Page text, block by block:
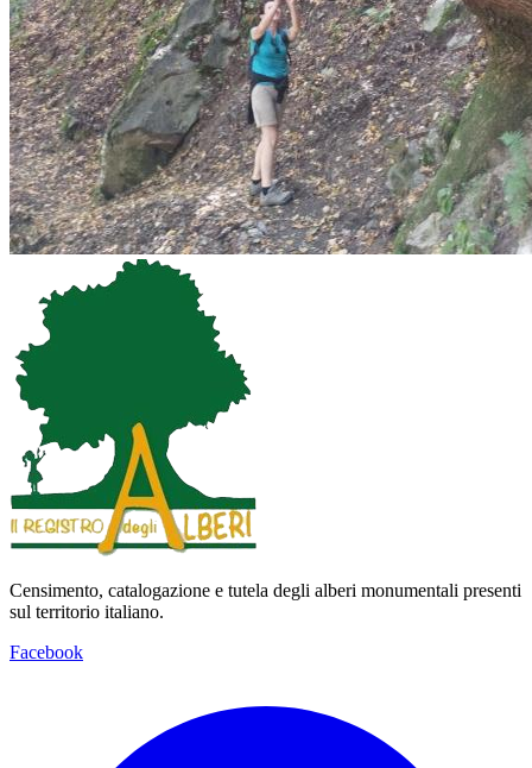
Censimento, catalogazione e tutela degli alberi monumentali presenti
sul territorio italiano.
Facebook